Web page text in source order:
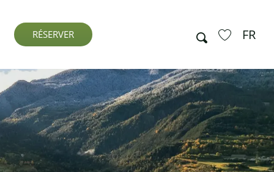
Recherche FR
RÉSERVER